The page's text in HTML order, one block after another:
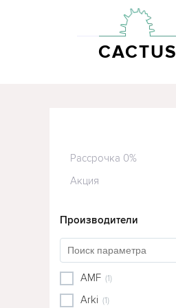
CACTUS
Рассрочка 0%
Акция
Производители
AMF (1)
Arki (1)